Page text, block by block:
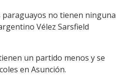
paraguayos no tienen ninguna
Vélez Sarsfield
un partido menos y se
en Asunción.